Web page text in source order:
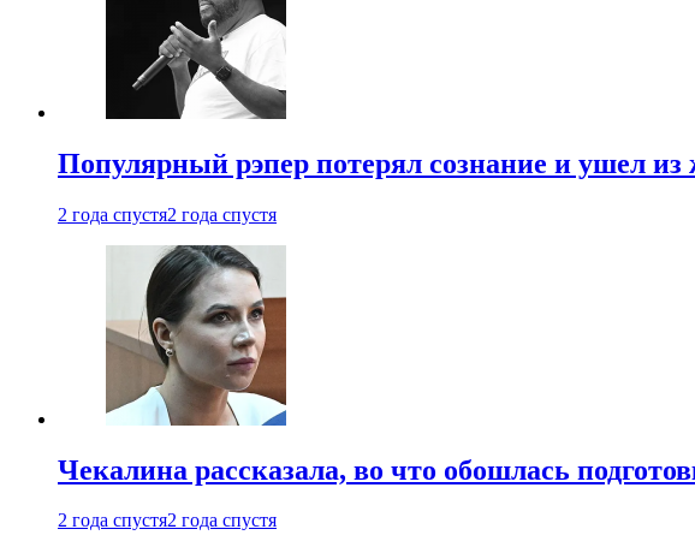
Популярный рэпер потерял сознание и ушел из
2 года спустя2 года спустя
Чекалина рассказала, во что обошлась
2 года спустя2 года спустя